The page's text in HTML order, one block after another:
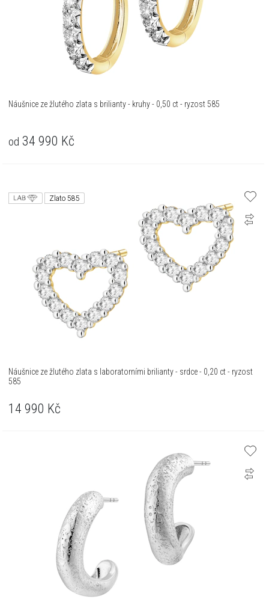
Náušnice ze žlutého zlata s brilianty - kruhy - 0,50 ct - ryzost 585
od 34 990 Kč
Zlato 585
Náušnice ze žlutého zlata s laboratorními brilianty - srdce - 0,20 ct - ryzost
585
14 990 Kč